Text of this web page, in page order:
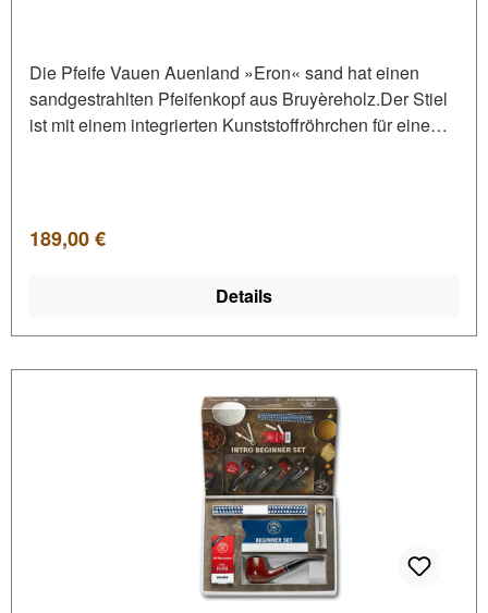
Die Pfeife Vauen Auenland »Eron« sand hat einen
sandgestrahlten Pfeifenkopf aus Bruyèreholz.Der Stiel
ist mit einem integrierten Kunststoffröhrchen für eine
Aktivkohlefilters von Vauen geeignet ist. •
Normalbissmundstück • Mundstück aus Acryl
Regulärer Preis:
189,00 €
Details